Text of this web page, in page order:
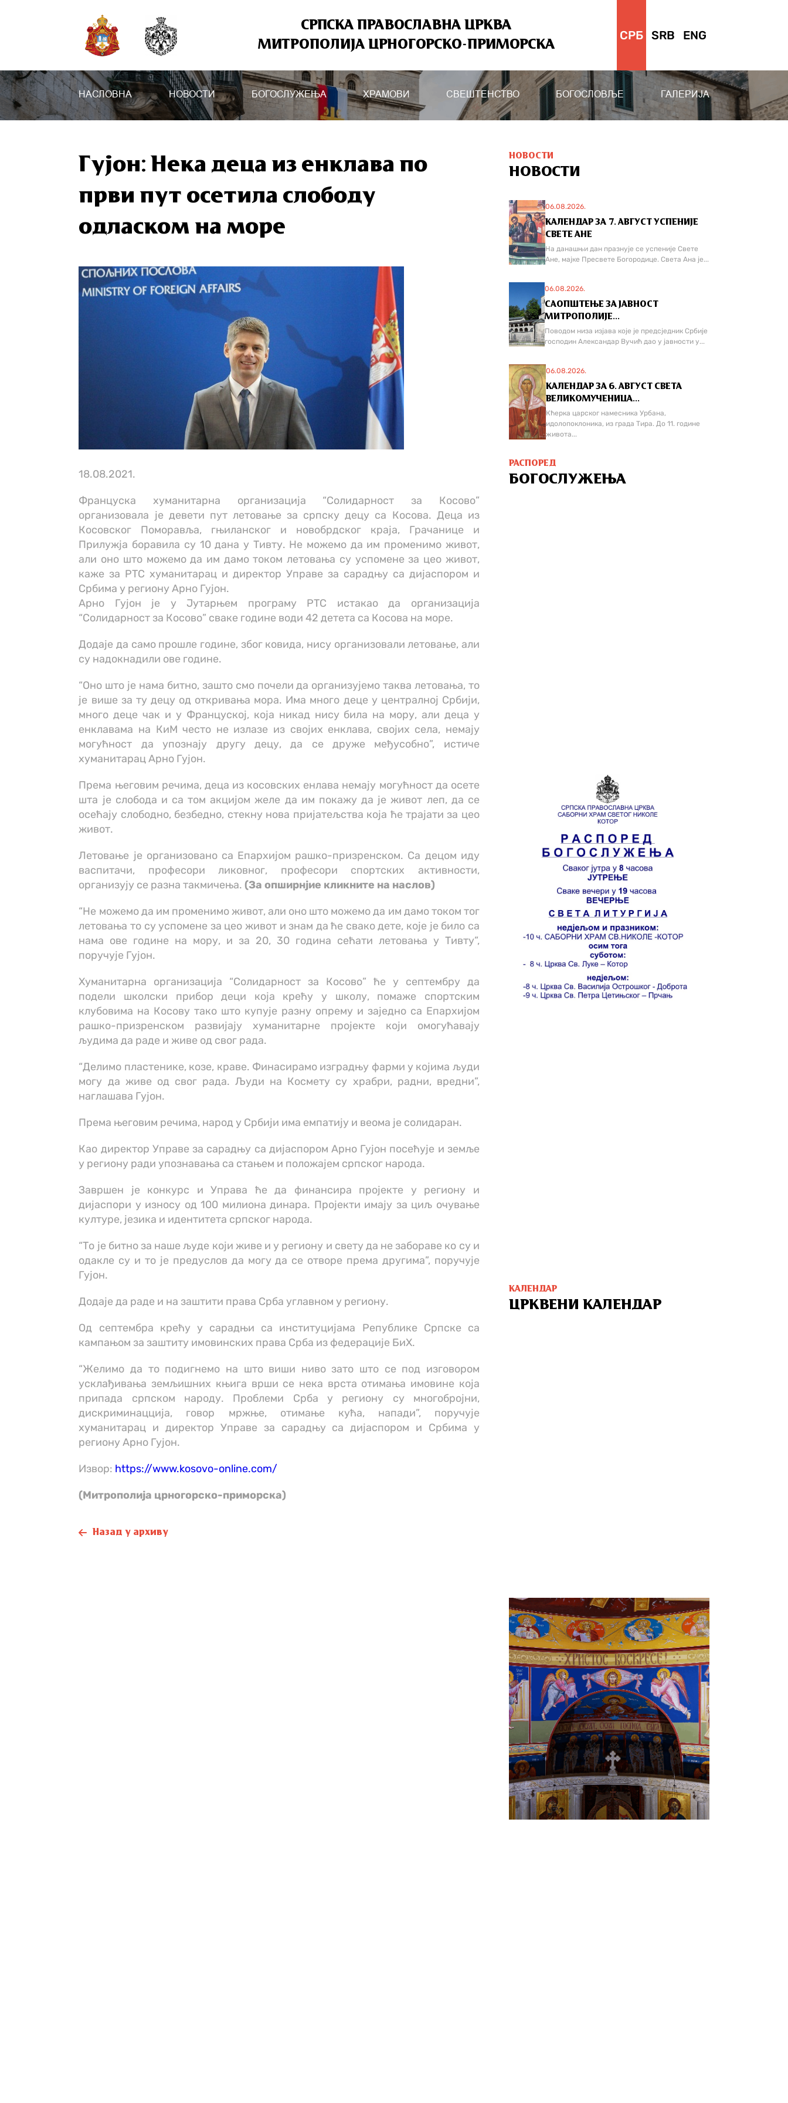
СРПСКА ПРАВОСЛАВНА ЦРКВА
МИТРОПОЛИЈА ЦРНОГОРСКО-ПРИМОРСКА
СРБ SRB ENG
НАСЛОВНА НОВОСТИ БОГОСЛУЖЕЊА ХРАМОВИ СВЕШТЕНСТВО БОГОСЛОВЉЕ ГАЛЕРИЈА
Гујон: Нека деца из енклава по
први пут осетила слободу
одласком на море
18.08.2021.
Француска хуманитарна организација “Солидарност за Косово”
организовала је девети пут летовање за српску децу са Косова. Деца из
Косовског Поморавља, гњиланског и новобрдског краја, Грачанице и
Прилужја боравила су 10 дана у Тивту. Не можемо да им променимо живот,
али оно што можемо да им дамо током летовања су успомене за цео живот,
каже за РТС хуманитарац и директор Управе за сарадњу са дијаспором и
Србима у региону Арно Гујон.
Арно Гујон је у Јутарњем програму РТС истакао да организација
“Солидарност за Косово” сваке године води 42 детета са Косова на море.
Додаје да само прошле године, због ковида, нису организовали летовање, али
су надокнадили ове године.
“Оно што је нама битно, зашто смо почели да организујемо таква летовања, то
је више за ту децу од откривања мора. Има много деце у централној Србији,
много деце чак и у Француској, која никад нису била на мору, али деца у
енклавама на КиМ често не излазе из својих енклава, својих села, немају
могућност да упознају другу децу, да се друже међусобно”, истиче
хуманитарац Арно Гујон.
Према његовим речима, деца из косовских енлава немају могућност да осете
шта је слобода и са том акцијом желе да им покажу да је живот леп, да се
осећају слободно, безбедно, стекну нова пријатељства која ће трајати за цео
живот.
Летовање је организовано са Епархијом рашко-призренском. Са децом иду
васпитачи, професори ликовног, професори спортских активности,
организују се разна такмичења.(За опширнјие кликните на наслов)
“Не можемо да им променимо живот, али оно што можемо да им дамо током тог
летовања то су успомене за цео живот и знам да ће свако дете, које је било са
нама ове године на мору, и за 20, 30 година сећати летовања у Тивту”,
поручује Гујон.
Хуманитарна организација “Солидарност за Косово” ће у септембру да
подели школски прибор деци која крећу у школу, помаже спортским
клубовима на Косову тако што купује разну опрему и заједно са Епархијом
рашко-призренском развијају хуманитарне пројекте који омогућавају
људима да раде и живе од свог рада.
“Делимо пластенике, козе, краве. Финасирамо изградњу фарми у којима људи
могу да живе од свог рада. Људи на Космету су храбри, радни, вредни”,
наглашава Гујон.
Према његовим речима, народ у Србији има емпатију и веома је солидаран.
Као директор Управе за сарадњу са дијаспором Арно Гујон посећује и земље
у региону ради упознавања са стањем и положајем српског народа.
Завршен је конкурс и Управа ће да финансира пројекте у региону и
дијаспори у износу од 100 милиона динара. Пројекти имају за циљ очување
културе, језика и идентитета српског народа.
“То је битно за наше људе који живе и у региону и свету да не забораве ко су и
одакле су и то је предуслов да могу да се отворе према другима”, поручује
Гујон.
Додаје да раде и на заштити права Срба углавном у региону.
Од септембра крећу у сарадњи са институцијама Републике Српске са
кампањом за заштиту имовинских права Срба из федерације БиХ.
“Желимо да то подигнемо на што виши ниво зато што се под изговором
усклађивања земљишних књига врши се нека врста отимања имовине која
припада српском народу. Проблеми Срба у региону су многобројни,
дискриминацција, говор мржње, отимање кућа, напади”, поручује
хуманитарац и директор Управе за сарадњу са дијаспором и Србима у
региону Арно Гујон.
Извор: https://www.kosovo-online.com/
(Митрополија црногорско-приморска)
Назад у архиву
НОВОСТИ
НОВОСТИ
06.08.2026.
КАЛЕНДАР ЗА 7. АВГУСТ УСПЕНИЈЕ
СВЕТЕ АНЕ
На данашњи дан празнује се успеније Свете
Ане, мајке Пресвете Богородице. Света Ана је...
06.08.2026.
САОПШТЕЊЕ ЗА ЈАВНОСТ
МИТРОПОЛИЈЕ...
Поводом низа изјава које је предсједник Србије
господин Александар Вучић дао у јавности у...
06.08.2026.
КАЛЕНДАР ЗА 6. АВГУСТ СВЕТА
ВЕЛИКОМУЧЕНИЦА...
Кћерка царског намесника Урбана,
идолопоклоника, из града Тира. До 11. године
живота...
РАСПОРЕД
БОГОСЛУЖЕЊА
КАЛЕНДАР
ЦРКВЕНИ КАЛЕНДАР